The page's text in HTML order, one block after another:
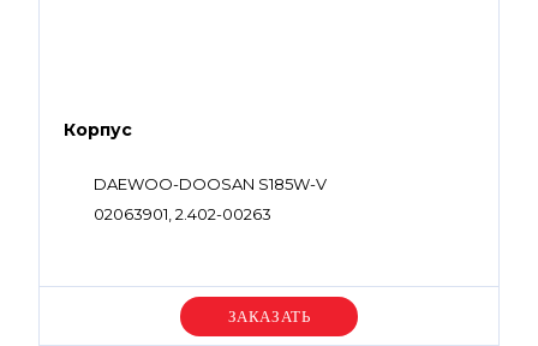
Корпус
DAEWOO-DOOSAN S185W-V
02063901, 2.402-00263
Уточняйте цену